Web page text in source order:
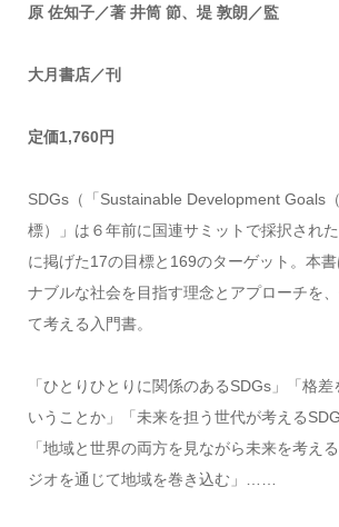
原 佐知子／著 井筒 節、堤 敦朗／監
大月書店／刊
定価1,760円
SDGs（「Sustainable Development Goals
標）」は６年前に国連サミットで採択され
に掲げた17の目標と169のターゲット。本
ナブルな社会を目指す理念とアプローチを
て考える入門書。
「ひとりひとりに関係のあるSDGs」「格
いうことか」「未来を担う世代が考える
「地域と世界の両方を見ながら未来を考え
ジオを通じて地域を巻き込む」……